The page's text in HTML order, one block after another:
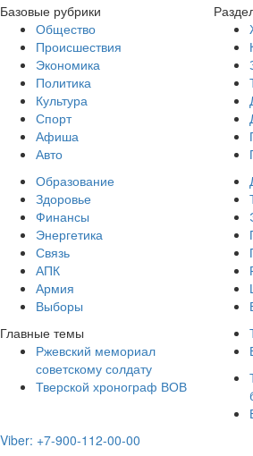
Базовые рубрики
Общество
Происшествия
Экономика
Политика
Культура
Спорт
Афиша
Авто
Образование
Здоровье
Финансы
Энергетика
Связь
АПК
Армия
Выборы
Главные темы
Ржевский мемориал
советскому солдату
Тверской хронограф ВОВ
Viber: +7-900-112-00-00